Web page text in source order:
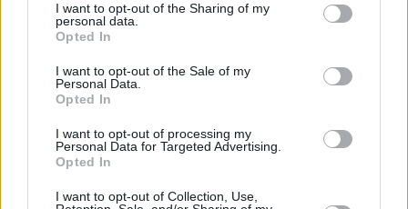
I want to opt-out of the Sharing of my
personal data.
Opted In
I want to opt-out of the Sale of my
Personal Data.
Opted In
I want to opt-out of processing my
Personal Data for Targeted Advertising.
Opted In
I want to opt-out of Collection, Use,
Jeśli zaś chodzi o Trybunał Stanu, Donald Tusk
postawienia przed tym organem Adama
Glapińskiego, czyli prezesa Narodowego Banku
Polskiego.
– W sprawie innych osób musielibyśmy liczyć na
głosy ludzi z PiS. Ale chce państwa uspokoić. Słowa